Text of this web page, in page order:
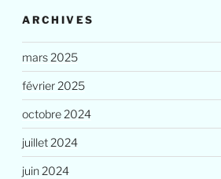
ARCHIVES
mars 2025
février 2025
octobre 2024
juillet 2024
juin 2024